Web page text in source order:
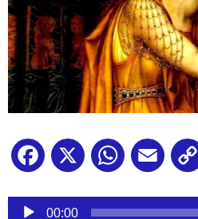
Facebook
X WhatsApp
Email
Reproductor
00:00